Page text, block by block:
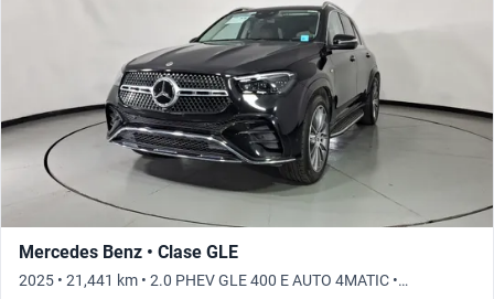
Mercedes Benz • Clase GLE
2025 • 21,441 km • 2.0 PHEV GLE 400 E AUTO 4MATIC •